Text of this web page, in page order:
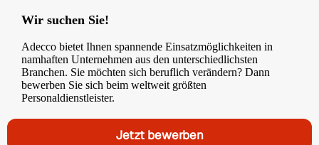
Wir suchen Sie!
Adecco bietet Ihnen spannende Einsatzmöglichkeiten in
namhaften Unternehmen aus den unterschiedlichsten
Branchen. Sie möchten sich beruflich verändern? Dann
bewerben Sie sich beim weltweit größten
Personaldienstleister.
Jetzt bewerben